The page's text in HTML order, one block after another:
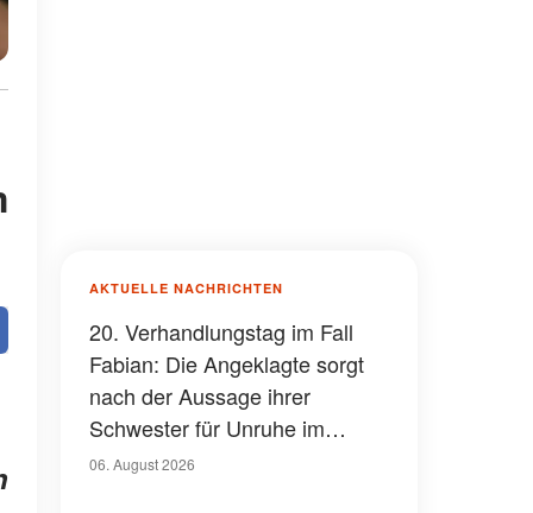
AKTUELLE NACHRICHTEN
20. Verhandlungstag im Fall
Fabian: Die Angeklagte sorgt
nach der Aussage ihrer
Schwester für Unruhe im
Gerichtssaal – was ist
06. August 2026